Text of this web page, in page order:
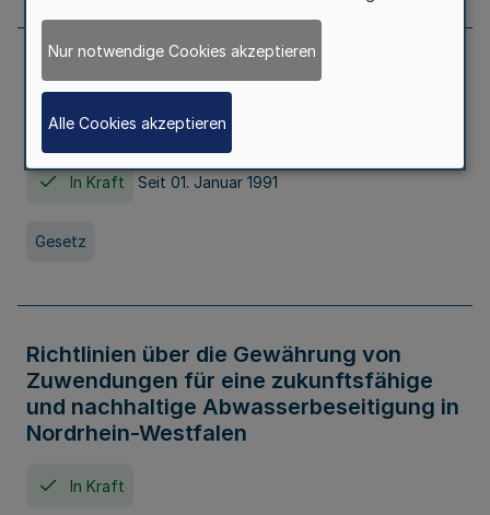
Erstes Gesetz zur Ausführung des
Kinder- und Jugendhilfegesetzes - AG -
KJHG -
In Kraft Seit 01. Januar 1991
Gesetz
Richtlinien über die Gewährung von
Zuwendungen für eine zukunftsfähige
und nachhaltige Abwasserbeseitigung in
Nordrhein-Westfalen
In Kraft
Nur notwendige Cookies akzeptieren
Alle Cookies akzeptieren